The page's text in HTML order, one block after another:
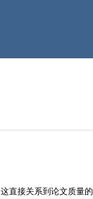
直接关系到论文质量的